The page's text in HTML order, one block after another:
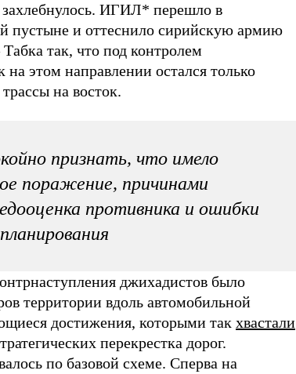
ИГИЛ* перешло в
пустыне и оттеснило сирийскую армию
так, что под контролем
на этом направлении остался только
на восток.
признать, что имело
поражение, причинами
противника и ошибки
джихадистов было
территории вдоль автомобильной
достижения, которыми так хвастали
перекрестка дорог.
по базовой схеме. Сперва на